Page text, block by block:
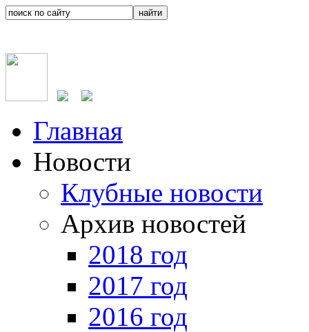
Главная
Новости
Клубные новости
Архив новостей
2018 год
2017 год
2016 год